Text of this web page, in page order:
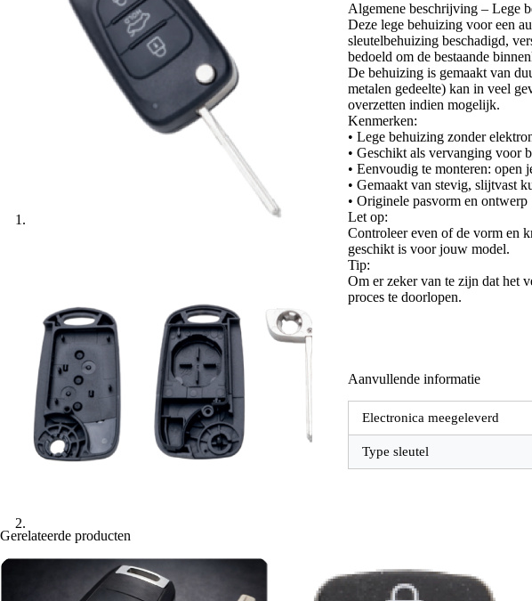
Algemene beschrijving – Lege
Deze lege behuizing voor een
sleutelbehuizing beschadigd,
bedoeld om de bestaande
De behuizing is gemaakt van
metalen gedeelte) kan in veel
overzetten indien mogelijk.
Kenmerken:
• Lege behuizing zonder
• Geschikt als vervanging voor
• Eenvoudig te monteren: open
• Gemaakt van stevig, slijtvast
• Originele pasvorm en ontwerp
Let op:
Controleer even of de vorm en
geschikt is voor jouw model.
Tip:
Om er zeker van te zijn dat het
proces te doorlopen.
Aanvullende informatie
Electronica meegeleverd
Type sleutel
Gerelateerde producten